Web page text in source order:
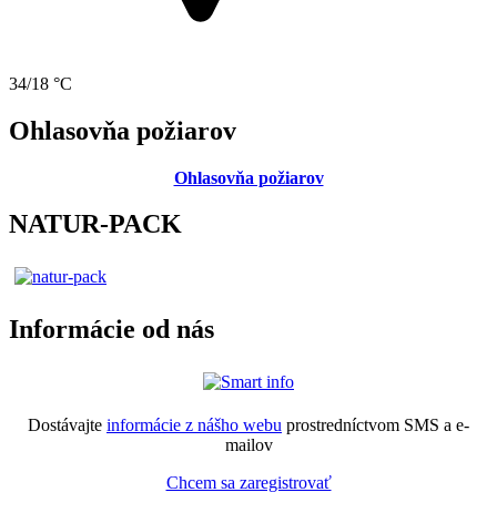
34/18 °C
Ohlasovňa požiarov
Ohlasovňa požiarov
NATUR-PACK
Informácie od nás
Dostávajte informácie z nášho webu prostredníctvom SMS a e-
mailov
Chcem sa zaregistrovať